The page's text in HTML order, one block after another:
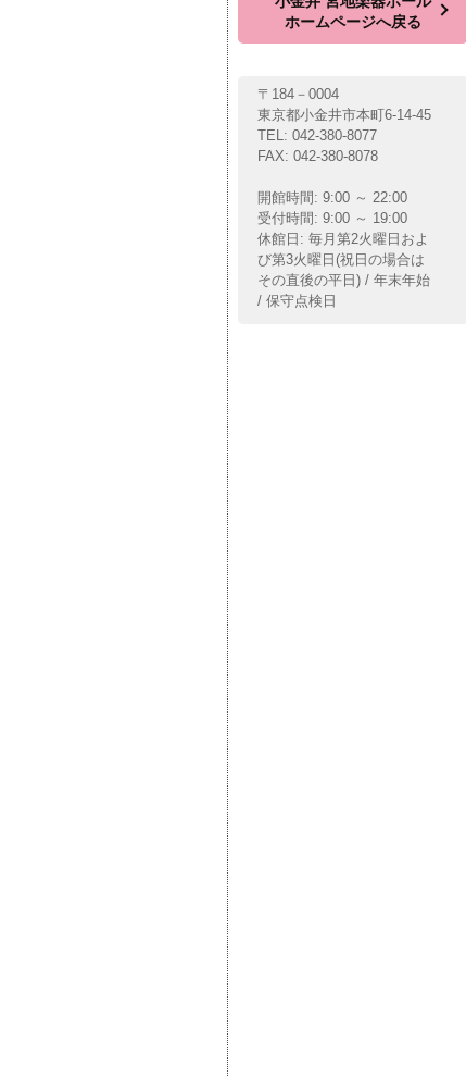
ホームページへ戻る
〒184－0004
東京都小金井市本町6-14-45
TEL: 042-380-8077
FAX: 042-380-8078
開館時間: 9:00 ～ 22:00
受付時間: 9:00 ～ 19:00
休館日: 毎月第2火曜日およ
び第3火曜日(祝日の場合は
その直後の平日) / 年末年始
/ 保守点検日